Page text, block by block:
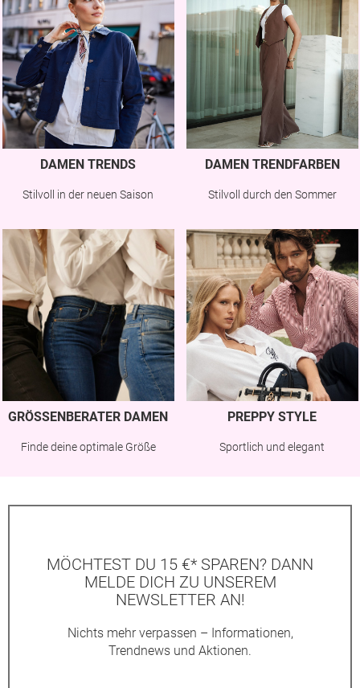
DAMEN TRENDS
Stilvoll in der neuen Saison
DAMEN TRENDFARBEN
Stilvoll durch den Sommer
GRÖSSENBERATER DAMEN
Finde deine optimale Größe
PREPPY STYLE
Sportlich und elegant
MÖCHTEST DU 15 €* SPAREN? DANN
MELDE DICH ZU UNSEREM
NEWSLETTER AN!
Nichts mehr verpassen – Informationen,
Trendnews und Aktionen.